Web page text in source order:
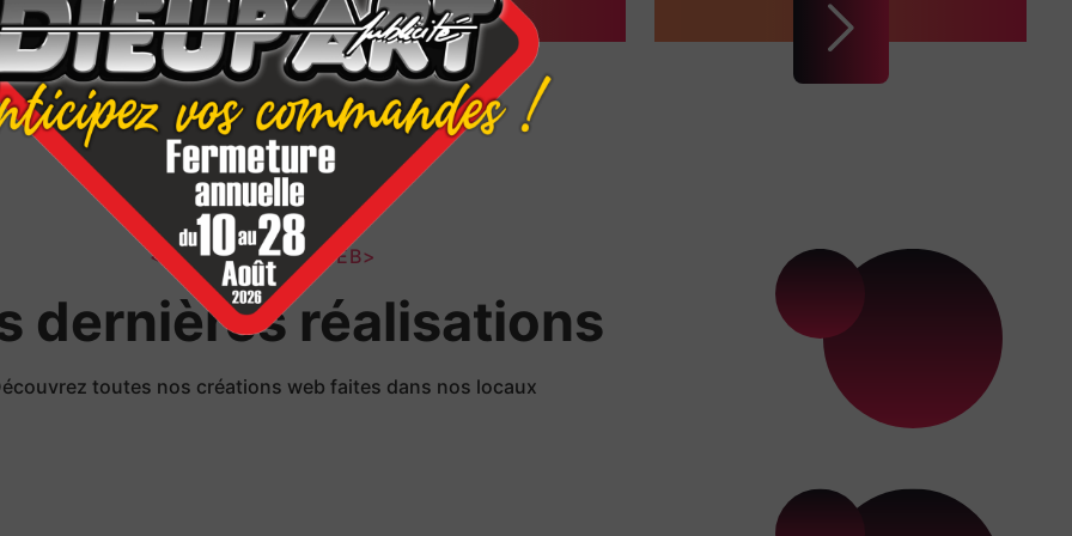
</LES PROJETS WEB>
dernières réalisations
toutes nos créations web faites dans nos locaux